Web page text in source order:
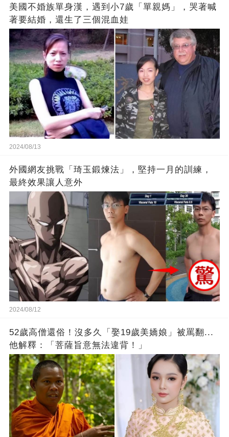
美國不婚族單身漢，遇到小7歲「單親媽」，哭著喊
著要結婚，還生了三個混血娃
2024/08/13
外國網友挑戰「琦玉鍛煉法」，堅持一月的訓練，
最終效果讓人意外
2024/08/12
52歲高僧還俗！沒多久「娶19歲美嬌娘」被罵翻...
他解釋：「菩薩旨意無法違背！」